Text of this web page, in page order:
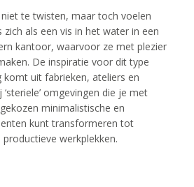
te twisten, maar toch voelen
zich als een vis in het water in een
kantoor, waarvoor ze met plezier
De inspiratie voor dit type
uit fabrieken, ateliers en
omgevingen die je met
minimalistische en
kunt transformeren tot
werkplekken.